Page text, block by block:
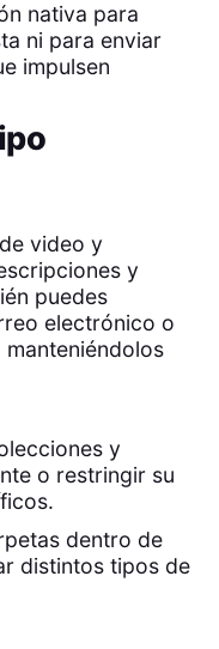
nativa para
ni para enviar
impulsen
video y
y
puedes
electrónico o
y
o restringir su
dentro de
distintos tipos de